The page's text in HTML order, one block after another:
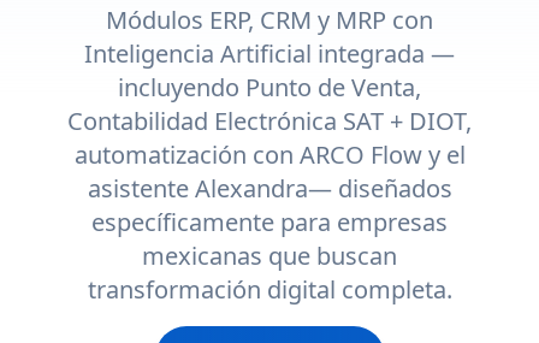
Módulos ERP, CRM y MRP con
Inteligencia Artificial integrada —
incluyendo Punto de Venta,
Contabilidad Electrónica SAT + DIOT,
automatización con ARCO Flow y el
asistente Alexandra— diseñados
específicamente para empresas
mexicanas que buscan
transformación digital completa.